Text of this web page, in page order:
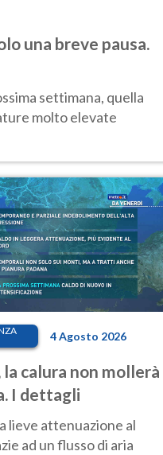
una breve pausa.
settimana, quella
molto elevate
4 Agosto 2026
calura non mollerà
I dettagli
lieve attenuazione al
ad un flusso di aria